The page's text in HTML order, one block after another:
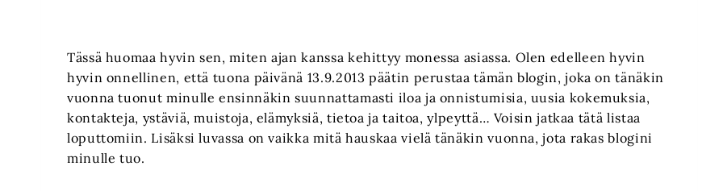
Tässä huomaa hyvin sen, miten ajan kanssa kehittyy monessa asiassa. Olen edelleen hyvin
hyvin onnellinen, että tuona päivänä 13.9.2013 päätin perustaa tämän blogin, joka on tänäkin
vuonna tuonut minulle ensinnäkin suunnattamasti iloa ja onnistumisia, uusia kokemuksia,
kontakteja, ystäviä, muistoja, elämyksiä, tietoa ja taitoa, ylpeyttä… Voisin jatkaa tätä listaa
loputtomiin. Lisäksi luvassa on vaikka mitä hauskaa vielä tänäkin vuonna, jota rakas blogini
minulle tuo.